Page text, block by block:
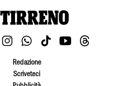
Redazione
Scriveteci